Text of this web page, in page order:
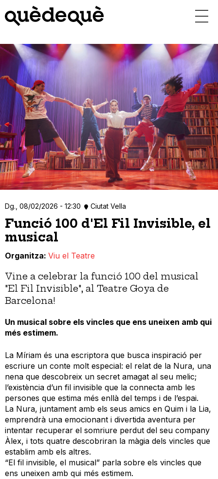
contingut
Dg., 08/02/2026 - 12:30 Ciutat Vella
Funció 100 d'El Fil Invisible, el
musical
Organitza Viu el Teatre
Vine a celebrar la funció 100 del musical
"El Fil Invisible", al Teatre Goya de
Barcelona!
Un musical sobre els vincles que ens uneixen amb qui
més estimem.
La Míriam és una escriptora que busca inspiració per
escriure un conte molt especial: el relat de la Nura, una
nena que descobreix un secret amagat al seu melic;
l’existència d’un fil invisible que la connecta amb les
persones que estima més enllà del temps i de l’espai.
La Nura, juntament amb els seus amics en Quim i la Lia,
emprendrà una emocionant i divertida aventura per
intentar recuperar el somriure perdut del seu company
Àlex, i tots quatre descobriran la màgia dels vincles que
establim amb els altres.
“El fil invisible, el musical” parla sobre els vincles que
ens uneixen amb qui més estimem.